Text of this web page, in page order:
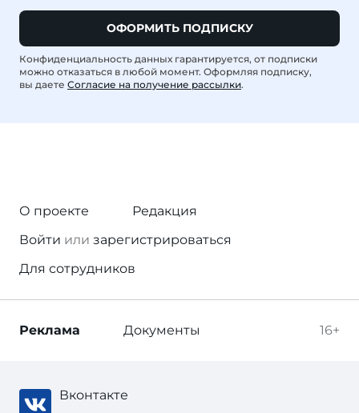
ОФОРМИТЬ ПОДПИСКУ
Конфиденциальность данных гарантируется, от подписки
можно отказаться в любой момент. Оформляя подписку,
вы даете Согласие на получение рассылки.
О проекте
Редакция
Войти или зарегистрироваться
Для сотрудников
16+
Реклама Документы
Вконтакте